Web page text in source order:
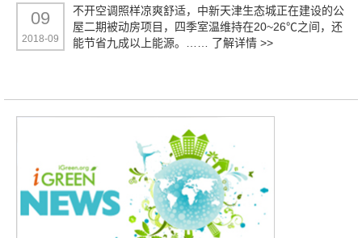
09
2018-09
不开空调照样凉爽舒适，中新天津生态城正在建设的公
屋二期被动房项目，四季室温维持在20~26℃之间，还
能节省九成以上能源。…… 了解详情 >>